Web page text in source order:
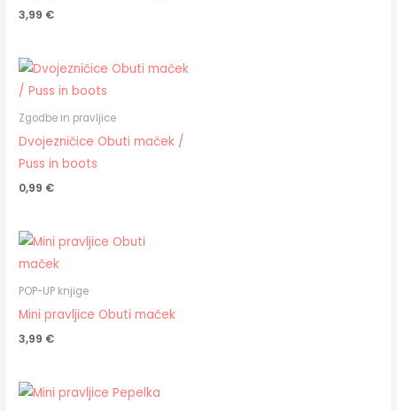
3,99 €
Zgodbe in pravljice
Dvojezničice Obuti maček /
Puss in boots
0,99 €
POP-UP knjige
Mini pravljice Obuti maček
3,99 €